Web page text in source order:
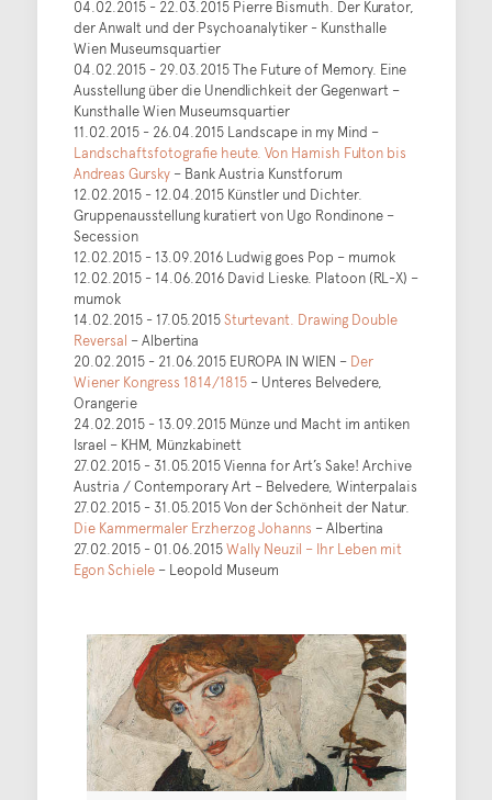
04.02.2015 - 22.03.2015 Pierre Bismuth. Der Kurator,
der Anwalt und der Psychoanalytiker - Kunsthalle
Wien Museumsquartier
04.02.2015 - 29.03.2015 The Future of Memory. Eine
Ausstellung über die Unendlichkeit der Gegenwart –
Kunsthalle Wien Museumsquartier
11.02.2015 - 26.04.2015 Landscape in my Mind –
Landschaftsfotografie heute. Von Hamish Fulton bis
Andreas Gursky– Bank Austria Kunstforum
12.02.2015 - 12.04.2015 Künstler und Dichter.
Gruppenausstellung kuratiert von Ugo Rondinone –
Secession
12.02.2015 - 13.09.2016 Ludwig goes Pop – mumok
12.02.2015 - 14.06.2016 David Lieske. Platoon (RL-X) –
mumok
14.02.2015 - 17.05.2015Sturtevant. Drawing Double
Reversal – Albertina
20.02.2015 - 21.06.2015 EUROPA IN WIEN –Der
Wiener Kongress 1814/1815– Unteres Belvedere,
Orangerie
24.02.2015 - 13.09.2015 Münze und Macht im antiken
Israel – KHM, Münzkabinett
27.02.2015 - 31.05.2015 Vienna for Art’s Sake! Archive
Austria / Contemporary Art – Belvedere, Winterpalais
27.02.2015 - 31.05.2015 Von der Schönheit der Natur.
Die Kammermaler Erzherzog Johanns – Albertina
27.02.2015 - 01.06.2015Wally Neuzil – Ihr Leben mit
Egon Schiele– Leopold Museum